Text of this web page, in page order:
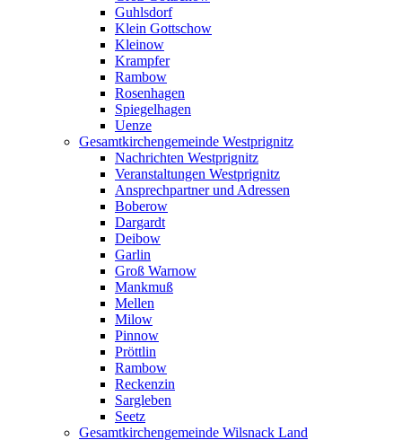
Guhlsdorf
Klein Gottschow
Kleinow
Krampfer
Rambow
Rosenhagen
Spiegelhagen
Uenze
Gesamtkirchengemeinde Westprignitz
Nachrichten Westprignitz
Veranstaltungen Westprignitz
Ansprechpartner und Adressen
Boberow
Dargardt
Deibow
Garlin
Groß Warnow
Mankmuß
Mellen
Milow
Pinnow
Pröttlin
Rambow
Reckenzin
Sargleben
Seetz
Gesamtkirchengemeinde Wilsnack Land